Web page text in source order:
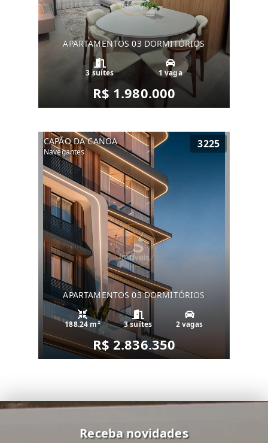
APARTAMENTOS 03 DORMITÓRIOS
3 suítes 1 vaga
R$ 1.980.000
CAPÃO DA CANOA
Navegantes
3225
APARTAMENTOS 03 DORMITÓRIOS
188.24 m² 3 suítes 2 vagas
R$ 2.836.350
Receba novidades